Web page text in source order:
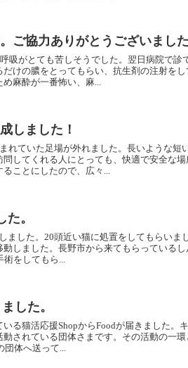
ご協力ありがとうございました
吸がとても苦しそうでした。翌日病院で診
けの膿をとってもらい、抗生剤の注射を
麻酔が一番怖い、麻...
しました！
れていた足場が外れました。長いような短
してくれる人にとっても、快適で安全な場
ことにしたので、広々...
。
ました。20頭近い猫に処置をしてもらいま
しました。長野市から来てもらっている
術をしてもら...
した。
る猫活応援ShopからFoodが届きました。
されている団体さまです。その活動の一
団体へ送って...